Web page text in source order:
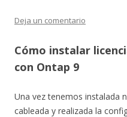
Deja un comentario
Cómo instalar
con Ontap 9
Una vez tenemos instalada
cableada y realizada la